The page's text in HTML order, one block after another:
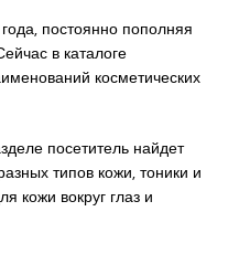
постоянно пополняя
в каталоге
косметических
посетитель найдет
типов кожи, тоники и
кожи вокруг глаз и